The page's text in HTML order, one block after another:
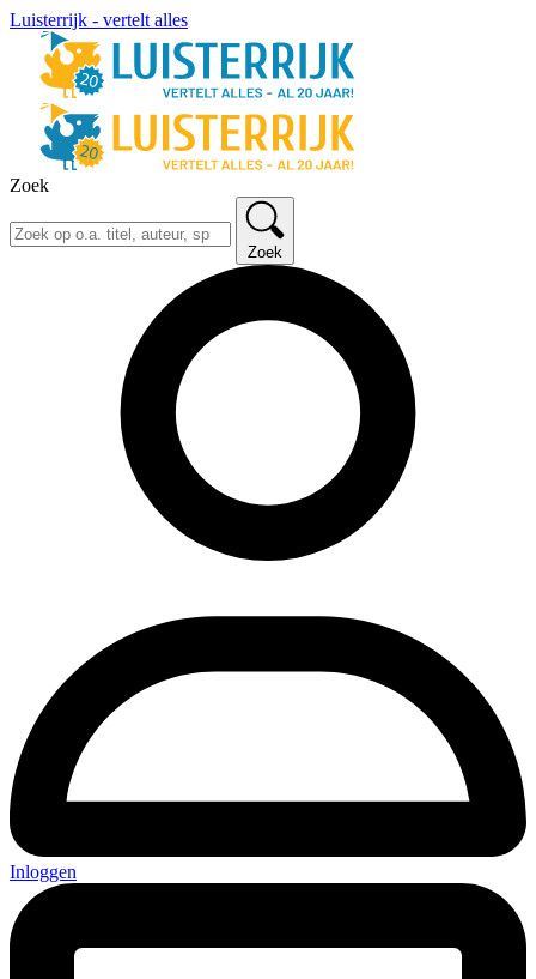
Luisterrijk - vertelt alles
Zoek
Zoek
Inloggen